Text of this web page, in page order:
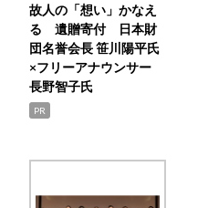
故人の「想い」かなえ
る 遺贈寄付 日本財
団名誉会長 笹川陽平氏
×フリーアナウンサー
長野智子氏
PR